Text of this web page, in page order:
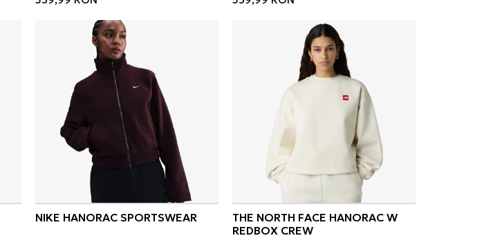
NIKE HANORAC SPORTSWEAR
THE NORTH FACE HANORAC W
REDBOX CREW